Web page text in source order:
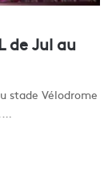
de Jul au
stade Vélodrome